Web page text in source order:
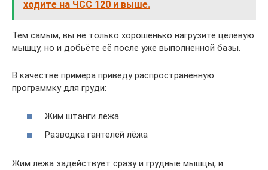
ходите на ЧСС 120 и выше.
Тем самым, вы не только хорошенько нагрузите целевую
мышцу, но и добьёте её после уже выполненной базы.
В качестве примера приведу распространённую
программку для груди:
Жим штанги лёжа
Разводка гантелей лёжа
Жим лёжа задействует сразу и грудные мышцы, и